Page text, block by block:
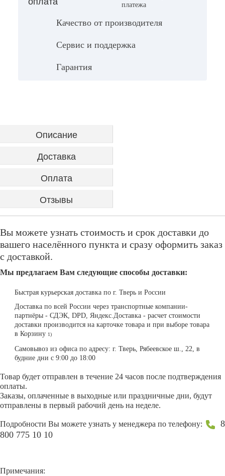
платежа
Качество от производителя
Сервис и поддержка
Гарантия
Описание
Доставка
Оплата
Отзывы
Вы можете узнать стоимость и срок доставки до
вашего населённого пункта и сразу оформить заказ
с доставкой.
Мы предлагаем Вам следующие способы доставки:
Быстрая курьерская доставка по г. Тверь и России
Доставка по всей России через транспортные компании-
партнёры - СДЭК, DPD, Яндекс.Доставка - расчет стоимости
доставки производится на карточке товара и при выборе товара
в Корзину 1)
Самовывоз из офиса по адресу: г. Тверь, Рябеевское ш., 22, в
будние дни с 9:00 до 18:00
Товар будет отправлен в течение 24 часов после подтверждения
оплаты.
Заказы, оплаченные в выходные или праздничные дни, будут
отправлены в первый рабочий день на неделе.
Подробности Вы можете узнать у менеджера по телефону:
8
800 775 10 10
Примечания: